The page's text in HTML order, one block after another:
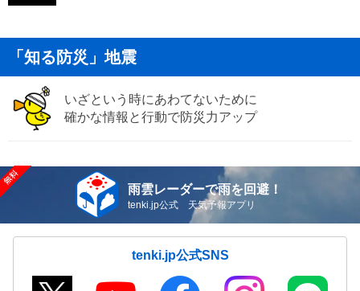
「知る防災」地震
いざという時にあわてないために
確かな情報と行動で防災力アップ
雨雲レーダーで雨を回避！
tenki.jp公式 天気予報アプリ
tenki.jp公式SNS